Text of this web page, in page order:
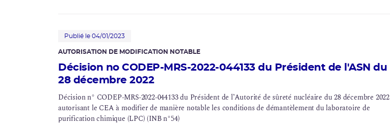
Publié le 04/01/2023
AUTORISATION DE MODIFICATION NOTABLE
Décision no CODEP-MRS-2022-044133 du Président de l'ASN du
28 décembre 2022
Décision n° CODEP-MRS-2022-044133 du Président de l’Autorité de sûreté nucléaire du 28 décembre 2022
autorisant le CEA à modifier de manière notable les conditions de démantèlementdu laboratoire de
purification chimique (LPC) (INBn°54)